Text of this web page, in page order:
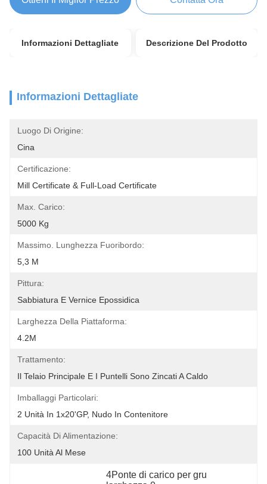
Informazioni Dettagliate Descrizione Del Prodotto
Informazioni Dettagliate
Luogo Di Origine:
Cina
Certificazione:
Mill Certificate & Full-Load Certificate
Max. Carico:
5000 Kg
Massimo. Lunghezza Fuoribordo:
5,3 M
Pittura:
Sabbiatura E Vernice Epossidica
Larghezza Della Piattaforma:
4.2M
Trattamento:
Il Telaio Principale E I Puntelli Sono Zincati A Caldo
Imballaggi Particolari:
2 Unità In 1x20'GP, Nudo In Contenitore
Capacità Di Alimentazione:
100 Unità Al Mese
4Ponte di carico per gru